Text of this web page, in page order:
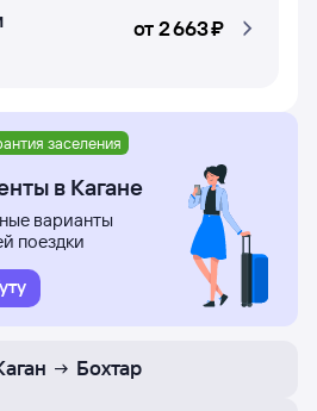
от2 ⁠663 ⁠₽
заселения
в Кагане
варианты
поездки
Бохтар